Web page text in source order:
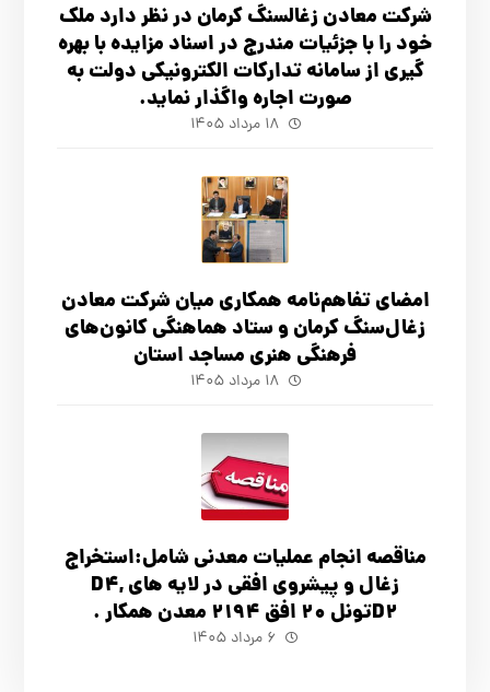
شرکت معادن زغالسنگ کرمان در نظر دارد ملک
خود را با جزئیات مندرج در اسناد مزایده با بهره
گیری از سامانه تدارکات الکترونیکی دولت به
صورت اجاره واگذار نماید.
۱۸ مرداد ۱۴۰۵
امضای تفاهم‌نامه همکاری میان شرکت معادن
زغال‌سنگ کرمان و ستاد هماهنگی کانون‌های
فرهنگی هنری مساجد استان
۱۸ مرداد ۱۴۰۵
مناقصه انجام عملیات معدنی شامل:استخراج
زغال و پیشروی افقی در لایه های D4,
D2تونل 20 افق 2194 معدن همکار .
۶ مرداد ۱۴۰۵